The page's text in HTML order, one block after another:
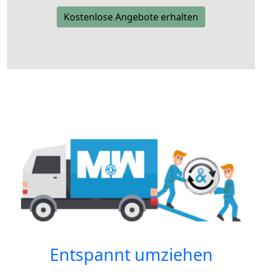
Kostenlose Angebote erhalten
Entspannt umziehen